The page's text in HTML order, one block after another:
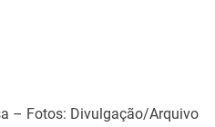
– Fotos: Divulgação/Arquivo